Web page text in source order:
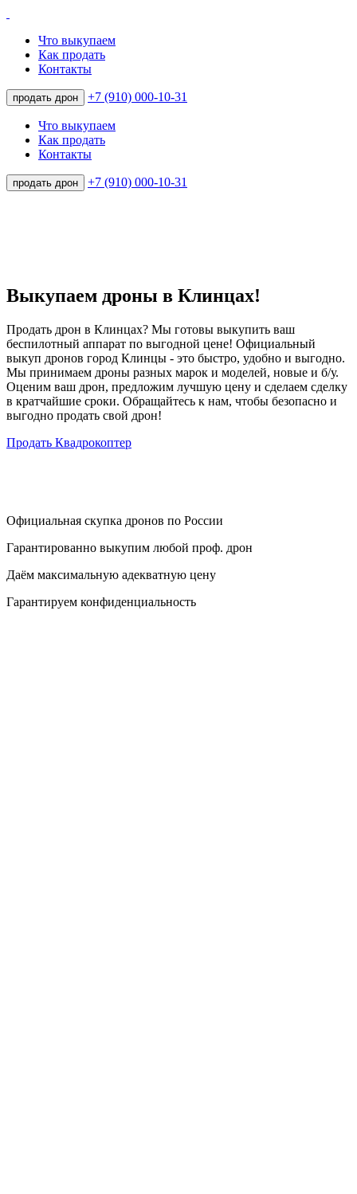
Что выкупаем
Как продать
Контакты
продать дрон +7 (910) 000-10-31
Что выкупаем
Как продать
Контакты
продать дрон +7 (910) 000-10-31
Выкупаем дроны в Клинцах!
Продать дрон в Клинцах? Мы готовы выкупить ваш
беспилотный аппарат по выгодной цене! Официальный
выкуп дронов город Клинцы - это быстро, удобно и выгодно.
Мы принимаем дроны разных марок и моделей, новые и б/у.
Оценим ваш дрон, предложим лучшую цену и сделаем сделку
в кратчайшие сроки. Обращайтесь к нам, чтобы безопасно и
выгодно продать свой дрон!
Продать Квадрокоптер
Официальная скупка дронов по России
Гарантированно выкупим любой проф. дрон
Даём максимальную адекватную цену
Гарантируем конфиденциальность